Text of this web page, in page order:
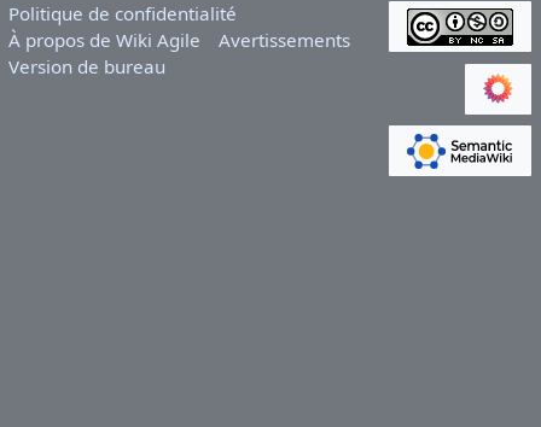
Politique de confidentialité
À propos de Wiki Agile
Avertissements
Version de bureau